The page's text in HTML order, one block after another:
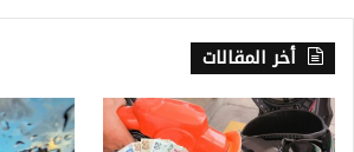
أخر المقالات